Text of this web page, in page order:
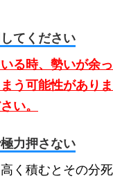
てください
る時、勢いが余
う可能性があり
い。
力押さない
く積むとその分